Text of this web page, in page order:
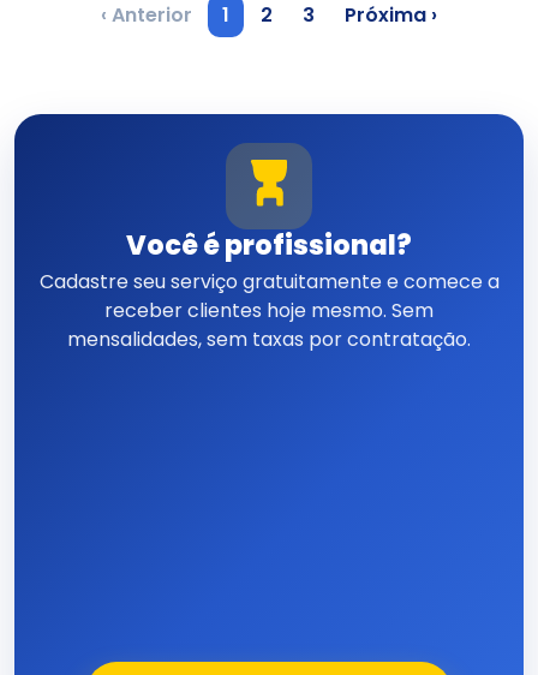
‹ Anterior 1 2 3 Próxima ›
Você é profissional?
Cadastre seu serviço gratuitamente e comece a
receber clientes hoje mesmo. Sem
mensalidades, sem taxas por contratação.